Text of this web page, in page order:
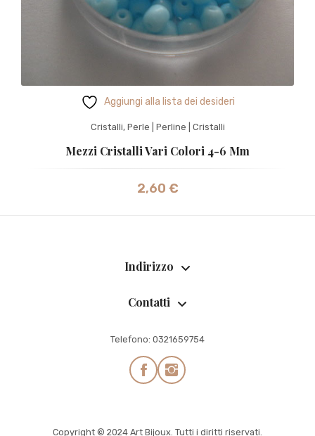
Aggiungi alla lista dei desideri
Cristalli, Perle | Perline | Cristalli
Mezzi Cristalli Vari Colori 4-6 Mm
2,60 €
Indirizzo
Contatti
Telefono: 0321659754
Copyright © 2024 Art Bijoux. Tutti i diritti riservati.